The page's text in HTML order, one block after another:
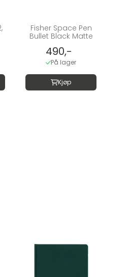
Fisher Space Pen
Bullet Black Matte
490,-
På lager
Kjøp